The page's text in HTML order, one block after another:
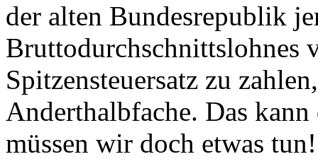
der alten Bundesrepublik
Bruttodurchschnittslohnes
Spitzensteuersatz zu
Anderthalbfache. Das
müssen wir doch etwas tun!